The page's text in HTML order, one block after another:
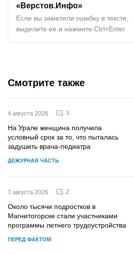
«Верстов.Инфо»
Если вы заметили ошибку в тексте,
выделите ее и нажмите Ctrl+Enter
Смотрите также
4 августа 2026 3
На Урале женщина получила
условный срок за то, что пыталась
задушить врача-педиатра
ДЕЖУРНАЯ ЧАСТЬ
7 августа 2026 2
Около тысячи подростков в
Магнитогорске стали участниками
программы летнего трудоустройства
ПЕРЕД ФАКТОМ